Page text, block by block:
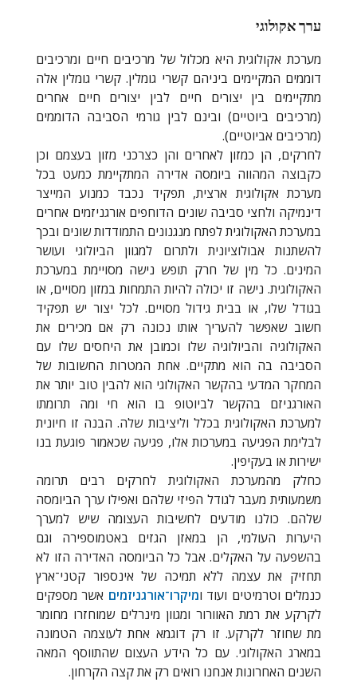
ערך אקולוגי
מערכת אקולוגית היא מכלול של מרכיבים חיים ומרכיבים
דוממים המקיימים ביניהם קשרי גומלין. קשרי גומלין אלה
מתקיימים בין יצורים חיים לבין יצורים חיים אחרים
(מרכיבים ביוטיים) ובינם לבין גורמי הסביבה הדוממים
(מרכיבים אביוטיים).
לחרקים, הן כמזון לאחרים והן כצרכני מזון בעצמם וכן
כקבוצה המהווה ביומסה אדירה המתקיימת כמעט בכל
מערכת אקולוגית ארצית, תפקיד נכבד כמנוע המייצר
דינמיקה ולחצי סביבה שונים הדוחפים אורגניזמים אחרים
במערכת האקולוגית לפתח מנגנונים התמודדות שונים ובכך
להשתנות אבולוציונית ולתרום למגוון הביולוגי ועושר
המינים. כל מין של חרק תופש נישה מסויימת במערכת
האקולוגית. נישה זו יכולה להיות התמחות במזון מסויים, או
בגודל שלו, או בבית גידול מסויים. לכל יצור יש תפקיד
חשוב שאפשר להעריך אותו נכונה רק אם מכירים את
האקולוגיה והביולוגיה שלו וכמובן את היחסים שלו עם
הסביבה בה הוא מתקיים. אחת המטרות החשובות של
המחקר המדעי בהקשר האקולוגי הוא להבין טוב יותר את
האורגניזם בהקשר לביוטופ בו הוא חי ומה תרומתו
למערכת האקולוגית בכלל וליציבות שלה. הבנה זו חיונית
לבלימת הפגיעה במערכות אלו, פגיעה שכאמור פוגעת בנו
ישירות או בעקיפין.
כחלק מהמערכת האקולוגית לחרקים רבים תרומה
משמעותית מעבר לגודל הפיזי שלהם ואפילו ערך הביומסה
שלהם. כולנו מודעים לחשיבות העצומה שיש למערך
היערות העולמי, הן במאזן הגזים באטמוספירה וגם
בהשפעה על האקלים. אבל כל הביומסה האדירה הזו לא
תחזיק את עצמה ללא תמיכה של אינספור קטני־ארץ
כנמלים וטרמיטים ועוד ומיקרו־אורגניזמים אשר מספקים
לקרקע את רמת האוורור ומגוון מינרלים שמוחזרו מחומר
מת שחוזר לקרקע. זו רק דוגמא אחת לעוצמה הטמונה
במארג האקולוגי. עם כל הידע העצום שהתווסף המאה
השנים האחרונות אנחנו רואים רק את קצה הקרחון.